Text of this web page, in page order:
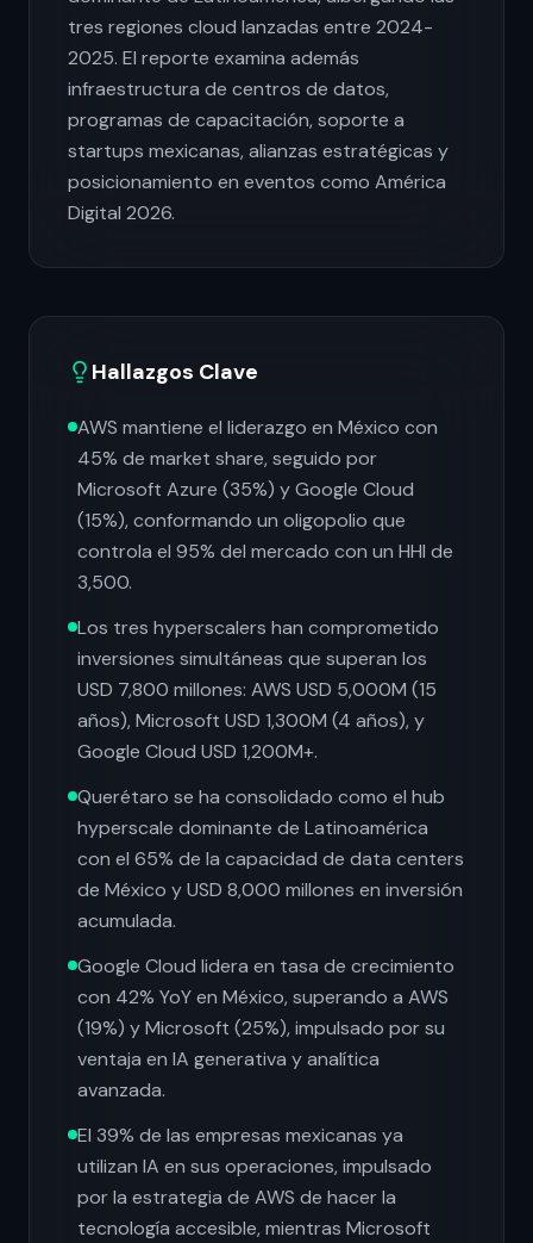
tres regiones cloud lanzadas entre 2024-
2025. El reporte examina además
infraestructura de centros de datos,
programas de capacitación, soporte a
startups mexicanas, alianzas estratégicas y
posicionamiento en eventos como América
Digital 2026.
Hallazgos Clave
AWS mantiene el liderazgo en México con
45% de market share, seguido por
Microsoft Azure (35%) y Google Cloud
(15%), conformando un oligopolio que
controla el 95% del mercado con un HHI de
3,500.
Los tres hyperscalers han comprometido
inversiones simultáneas que superan los
USD 7,800 millones: AWS USD 5,000M (15
años), Microsoft USD 1,300M (4 años), y
Google Cloud USD 1,200M+.
Querétaro se ha consolidado como el hub
hyperscale dominante de Latinoamérica
con el 65% de la capacidad de data centers
de México y USD 8,000 millones en inversión
acumulada.
Google Cloud lidera en tasa de crecimiento
con 42% YoY en México, superando a AWS
(19%) y Microsoft (25%), impulsado por su
ventaja en IA generativa y analítica
avanzada.
El 39% de las empresas mexicanas ya
utilizan IA en sus operaciones, impulsado
por la estrategia de AWS de hacer la
tecnología accesible, mientras Microsoft